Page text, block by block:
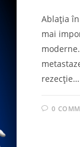
Ablația
mai
rezecție…
0